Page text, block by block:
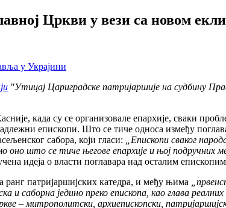
Цркви у вези са новом
"Утицај Цариградске патријаршије на судбину
када су се организовале епархије, сваки
епископи. Што се тиче односа између
сабора, који гласи: „Епископи сваког
што се тиче његове епархије и њој подручних
идеја о власти поглавара над осталим
патријаршијских катедра, и међу њима
и саборна једино преко епископа, као глава
– митрополитски, архиепископски,